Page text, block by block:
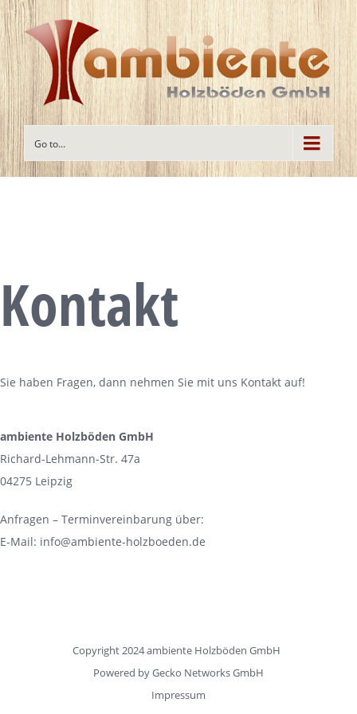
Go to...
Kontakt
Sie haben Fragen, dann nehmen Sie mit uns Kontakt auf!
ambiente Holzböden GmbH
Richard-Lehmann-Str. 47a
04275 Leipzig
Anfragen – Terminvereinbarung über:
E-Mail: info@ambiente-holzboeden.de
Copyright 2024 ambiente Holzböden GmbH
Powered byGecko Networks GmbH
Impressum